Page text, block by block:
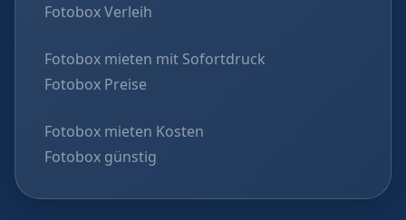
Fotobox Verleih
Fotobox mieten mit Sofortdruck
Fotobox Preise
Fotobox mieten Kosten
Fotobox günstig